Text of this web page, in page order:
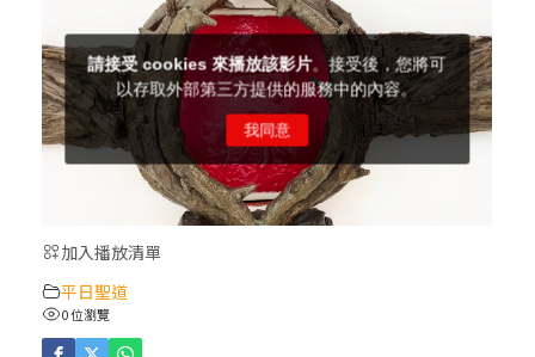
【信仰之旅】第十一集：「教 會」—林必能
神父
【信仰之旅】第十集：「逾越奧蹟」— 錢玲
珠老師
(5)黃敏正主教帶你做「四旬期避靜」—【逾
加入播放清單
平日聖道
0 位瀏覽